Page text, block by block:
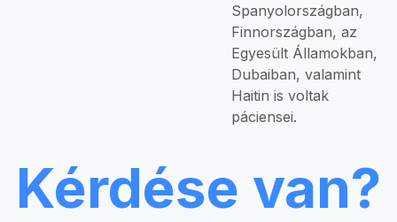
Spanyolországban,
Finnországban, az
Egyesült Államokban,
Dubaiban, valamint
Haitin is voltak
páciensei.
Kérdése van?